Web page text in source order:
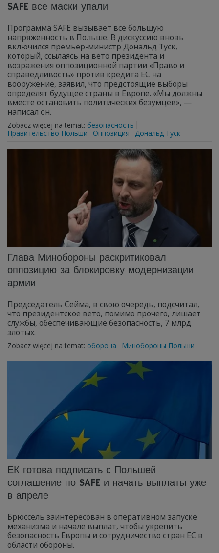
SAFE все маски упали
Программа SAFE вызывает все большую
напряженность в Польше. В дискуссию вновь
включился премьер-министр Дональд Туск,
который, ссылаясь на вето президента и
возражения оппозиционной партии «Право и
справедливость» против кредита ЕС на
вооружение, заявил, что предстоящие выборы
определят будущее страны в Европе. «Мы должны
вместе остановить политических безумцев», —
написал он.
Zobacz więcej na temat: безопасность
Правительство Польши
Оппозиция Дональд Туск
Глава Минобороны раскритиковал
оппозицию за блокировку модернизации
армии
Председатель Сейма, в свою очередь, подсчитал,
что президентское вето, помимо прочего, лишает
службы, обеспечивающие безопасность, 7 млрд
злотых.
Zobacz więcej na temat: оборона Минобороны Польши
ЕК готова подписать с Польшей
соглашение по SAFE и начать выплаты уже
в апреле
Брюссель заинтересован в оперативном запуске
механизма и начале выплат, чтобы укрепить
безопасность Европы и сотрудничество стран ЕС в
области обороны.